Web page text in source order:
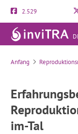
2.529
Anfang
im-Tal